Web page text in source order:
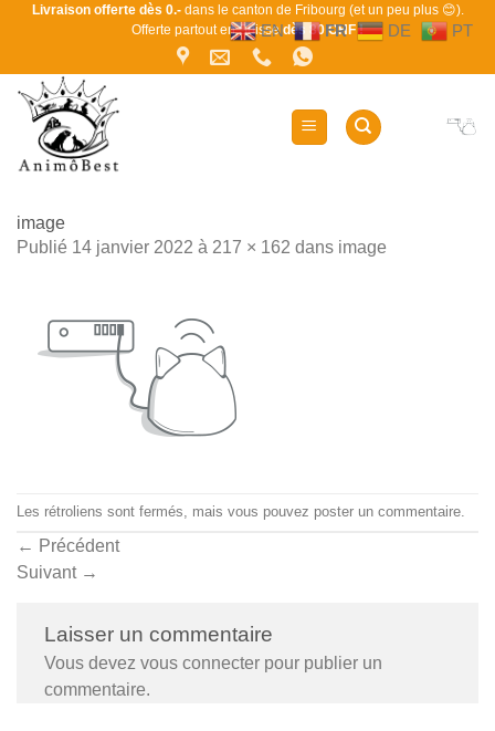
PasserLivraison offerte dès 0.-dans le canton de Fribourg (et un peu plus 😊).
Offerte partout en Suissedès 80 CHF !
image
Publié 14 janvier 2022 à 217 × 162 dans image
Les rétroliens sont fermés, mais vous pouvez poster un commentaire.
← Précédent
Suivant →
Laisser un commentaire
Vous devez vous connecter pour publier un
commentaire.
EN FR DE PT